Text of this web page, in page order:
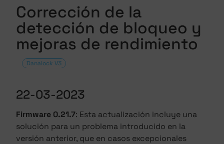
Corrección de la
detección de bloqueo y
mejoras de rendimiento
Danalock V3
22-03-2023
Firmware 0.21.7: Esta actualización incluye una
solución para un problema introducido en la
versión anterior, que en casos excepcionales